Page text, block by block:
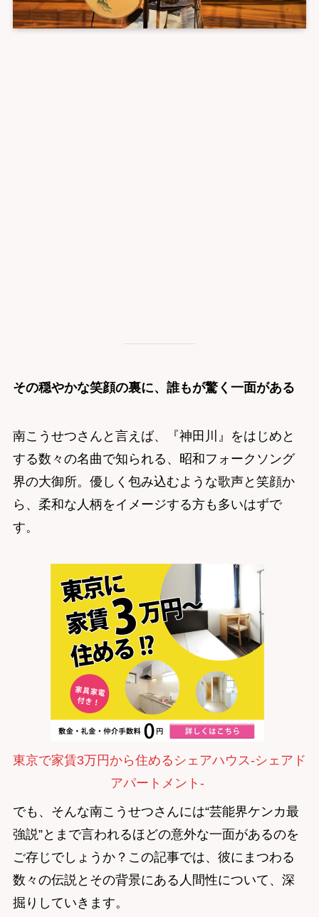
その穏やかな笑顔の裏に、誰もが驚く一面がある
南こうせつさんと言えば、『神田川』をはじめと
する数々の名曲で知られる、昭和フォークソング
界の大御所。優しく包み込むような歌声と笑顔か
ら、柔和な人柄をイメージする方も多いはずで
す。
東京で家賃3万円から住めるシェアハウス-シェアド
アパートメント-
でも、そんな南こうせつさんには“芸能界ケンカ最
強説”とまで言われるほどの意外な一面があるのを
ご存じでしょうか？この記事では、彼にまつわる
数々の伝説とその背景にある人間性について、深
掘りしていきます。